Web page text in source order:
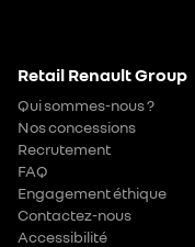
Retail Renault Group
Qui sommes-nous ?
Nos concessions
Recrutement
FAQ
Engagement éthique
Contactez-nous
Accessibilité